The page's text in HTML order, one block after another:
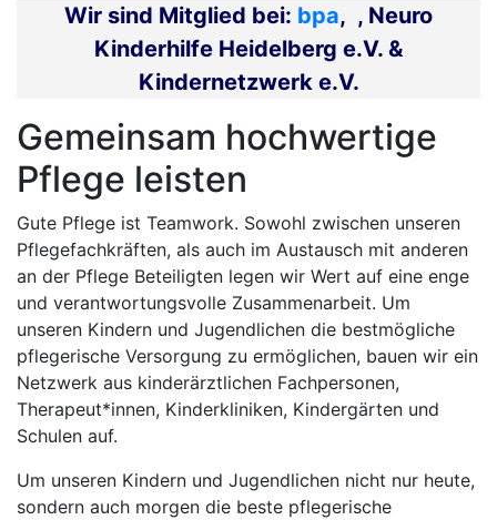
Wir sind Mitglied bei: bpa, , Neuro
Kinderhilfe Heidelberg e.V. &
Kindernetzwerk e.V.
Gemeinsam hochwertige
Pflege leisten
Gute Pflege ist Teamwork. Sowohl zwischen unseren
Pflegefachkräften, als auch im Austausch mit anderen
an der Pflege Beteiligten legen wir Wert auf eine enge
und verantwortungsvolle Zusammenarbeit. Um
unseren Kindern und Jugendlichen die bestmögliche
pflegerische Versorgung zu ermöglichen, bauen wir ein
Netzwerk aus kinderärztlichen Fachpersonen,
Therapeut*innen, Kinderkliniken, Kindergärten und
Schulen auf.
Um unseren Kindern und Jugendlichen nicht nur heute,
sondern auch morgen die beste pflegerische